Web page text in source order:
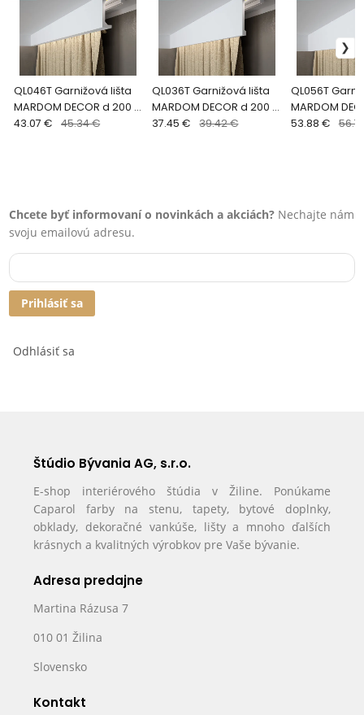
QL046T Garnižová lišta
MARDOM DECOR d 200 x
v 12 x š 5 cm
43.07 € 45.34 €
QL036T Garnižová lišta
MARDOM DECOR d 200 x
v 14,8 x š 4,6 cm
37.45 € 39.42 €
QL056T
MARDOM
v 17,9 x š 5,5
53.88 €
Chcete byť informovaní o novinkách a akciách? Nechajte nám
svoju emailovú adresu.
Prihlásiť sa
Odhlásiť sa
Štúdio Bývania AG, s.r.o.
E-shop interiérového štúdia v Žiline. Ponúkame
Caparol farby na stenu, tapety, bytové doplnky,
obklady, dekoračné vankúše, lišty a mnoho ďalších
krásnych a kvalitných výrobkov pre Vaše bývanie.
Adresa predajne
Martina Rázusa 7
010 01 Žilina
Slovensko
Kontakt